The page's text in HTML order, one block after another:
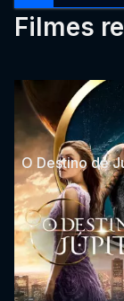
Filmes
O Destino de